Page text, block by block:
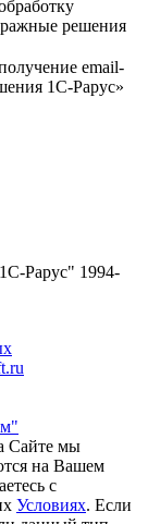
решения
email-
1С-Рарус»
Рарус" 1994-
Сайте мы
на Вашем
с
Условиях. Если